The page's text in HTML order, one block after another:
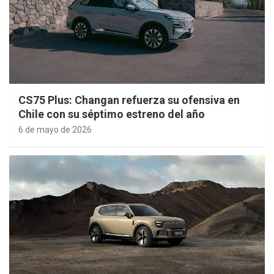
CS75 Plus: Changan refuerza su ofensiva en
Chile con su séptimo estreno del año
6 de mayo de 2026